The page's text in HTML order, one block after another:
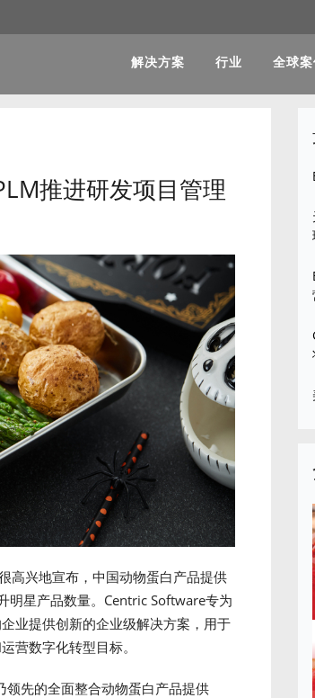
解决方案 行业 全球
推进研发项目管理
高兴地宣布，中国动物蛋白产品提供
明星产品数量。Centric Software专为
业提供创新的企业级解决方案，用于
营数字化转型目标。
先的全面整合动物蛋白产品提供